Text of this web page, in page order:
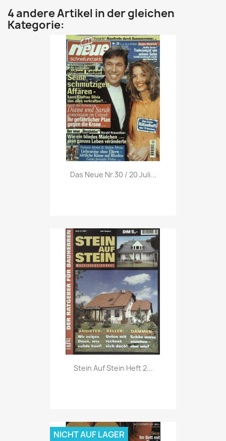
4 andere Artikel in der gleichen
Kategorie:
Vorschau
Das Neue Nr.30 / 20 Juli...
Vorschau
Stein Auf Stein Heft 2...
NICHT AUF LAGER